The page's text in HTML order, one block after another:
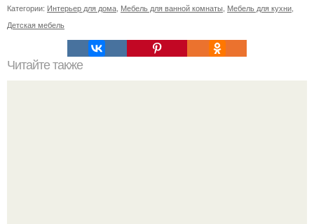
Категории: Интерьер для дома Мебель для ванной комнаты Мебель для кухни
Детская мебель
Читайте также